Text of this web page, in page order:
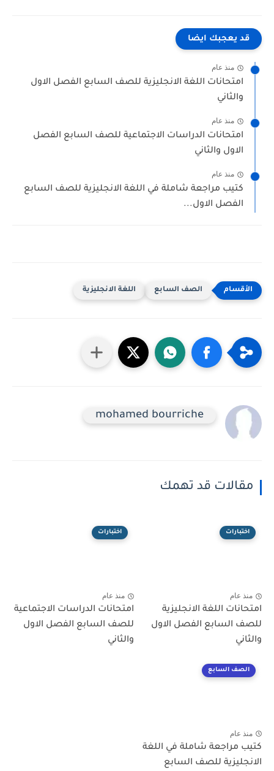
قد يعجبك ايضا
منذ عام
امتحانات اللغة الانجليزية للصف السابع الفصل الاول
والثاني
منذ عام
امتحانات الدراسات الاجتماعية للصف السابع الفصل
الاول والثاني
منذ عام
كتيب مراجعة شاملة في اللغة الانجليزية للصف السابع
الفصل الاول...
الصف السابع اللغة الانجليزية
mohamed bourriche
مقالات قد تهمك
اختبارات
منذ عام
امتحانات اللغة الانجليزية
للصف السابع الفصل الاول
والثاني
اختبارات
منذ عام
امتحانات الدراسات الاجتماعية
للصف السابع الفصل الاول
والثاني
الصف السابع
منذ عام
كتيب مراجعة شاملة في اللغة
الانجليزية للصف السابع